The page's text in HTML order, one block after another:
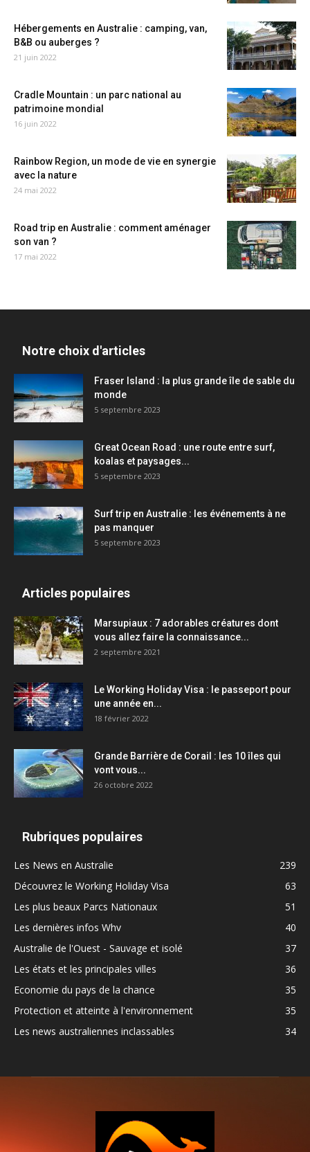
Hébergements en Australie : camping, van,
B&B ou auberges ?
21 juin 2022
Cradle Mountain : un parc national au
patrimoine mondial
16 juin 2022
Rainbow Region, un mode de vie en synergie
avec la nature
24 mai 2022
Road trip en Australie : comment aménager
son van ?
17 mai 2022
Notre choix d'articles
Fraser Island : la plus grande île de sable du
monde
5 septembre 2023
Great Ocean Road : une route entre surf,
koalas et paysages...
5 septembre 2023
Surf trip en Australie : les événements à ne
pas manquer
5 septembre 2023
Articles populaires
Marsupiaux : 7 adorables créatures dont
vous allez faire la connaissance...
2 septembre 2021
Le Working Holiday Visa : le passeport pour
une année en...
18 février 2022
Grande Barrière de Corail : les 10 îles qui
vont vous...
26 octobre 2022
Rubriques populaires
Les News en Australie
239
Découvrez le Working Holiday Visa
63
Les plus beaux Parcs Nationaux
51
Les dernières infos Whv
40
Australie de l'Ouest - Sauvage et isolé
37
Les états et les principales villes
36
Economie du pays de la chance
35
Protection et atteinte à l'environnement
35
Les news australiennes inclassables
34